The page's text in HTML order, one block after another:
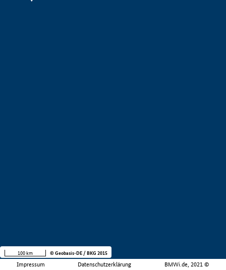
Impressum Datenschutzerklärung BMWi.de, 2021 ©
100 km © Geobasis-DE / BKG 2015